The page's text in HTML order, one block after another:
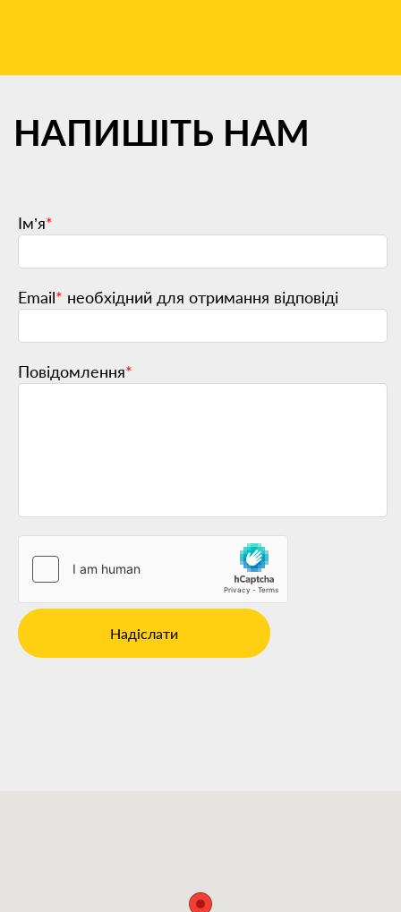
НАПИШІТЬ НАМ
Ім’я*
Email* необхідний для отримання відповіді
Повідомлення*
Надіслати